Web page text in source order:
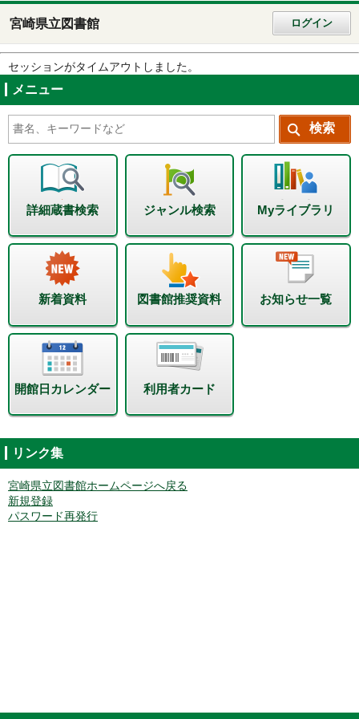
宮崎県立図書館 ログイン
セッションがタイムアウトしました。
メニュー
詳細蔵書検索 ジャンル検索 Myライブラリ
新着資料 図書館推奨資料 お知らせ一覧
開館日カレンダー 利用者カード
リンク集
宮崎県立図書館ホームページへ戻る
新規登録
パスワード再発行